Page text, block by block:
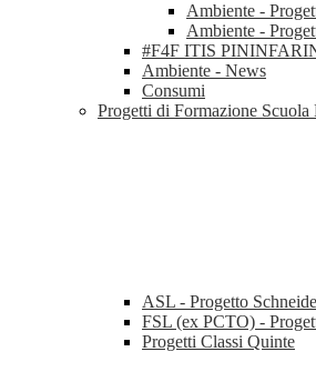
Ambiente -
Ambiente -
#F4F ITIS
Ambiente - News
Consumi
Progetti di Formazione Scuola
ASL - Progetto
FSL (ex PCTO) -
Progetti Classi Quinte